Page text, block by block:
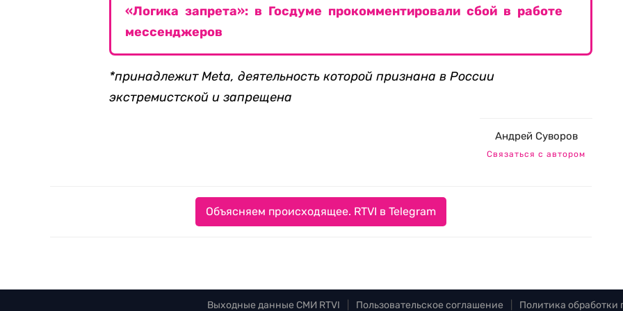
«Логика запрета»: в Госдуме прокомментировали сбой в работе
мессенджеров
*принадлежит Meta, деятельность которой признана в России
экстремистской и запрещена
Андрей Суворов
Связаться с автором
Объясняем происходящее. RTVI в Telegram
Выходные данные СМИ RTVI Пользовательское соглашение Политика